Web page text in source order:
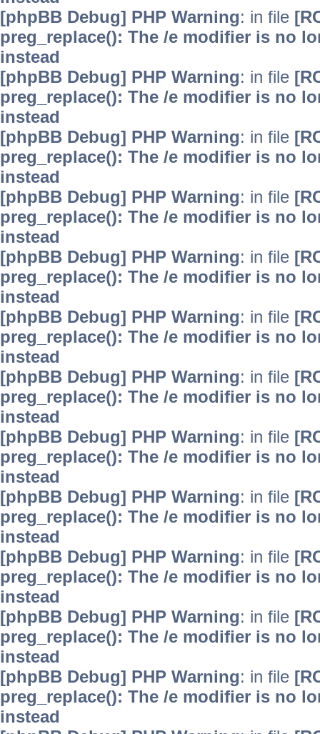
[phpBB Debug] PHP Warning: in file
preg_replace(): The /e modifier is no
instead
[phpBB Debug] PHP Warning: in file
preg_replace(): The /e modifier is no
instead
[phpBB Debug] PHP Warning: in file
preg_replace(): The /e modifier is no
instead
[phpBB Debug] PHP Warning: in file
preg_replace(): The /e modifier is no
instead
[phpBB Debug] PHP Warning: in file
preg_replace(): The /e modifier is no
instead
[phpBB Debug] PHP Warning: in file
preg_replace(): The /e modifier is no
instead
[phpBB Debug] PHP Warning: in file
preg_replace(): The /e modifier is no
instead
[phpBB Debug] PHP Warning: in file
preg_replace(): The /e modifier is no
instead
[phpBB Debug] PHP Warning: in file
preg_replace(): The /e modifier is no
instead
[phpBB Debug] PHP Warning: in file
preg_replace(): The /e modifier is no
instead
[phpBB Debug] PHP Warning: in file
preg_replace(): The /e modifier is no
instead
[phpBB Debug] PHP Warning: in file
preg_replace(): The /e modifier is no
instead